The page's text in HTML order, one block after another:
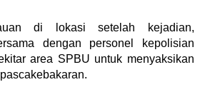
di lokasi setelah kejadian,
dengan personel kepolisian
area SPBU untuk menyaksikan